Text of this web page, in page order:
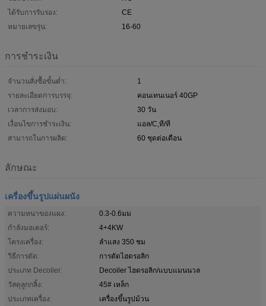
ได้รับการรับรอง:
CE
หมายเลขรุ่น:
16-60
การชำระเงิน
จำนวนสั่งซื้อขั้นต่ำ:
1
รายละเอียดการบรรจุ:
คอนเทนเนอร์ 40GP
เวลาการส่งมอบ:
30 วัน
เงื่อนไขการชำระเงิน:
แอล/C,ที/ที
สามารถในการผลิต:
60 ชุดต่อเดือน
ลักษณะ
เครื่องขึ้นรูปแผ่นผนัง
ความหนาของแผง:
0.3-0.6มม
กำลังมอเตอร์:
4+4KW
โครงเครื่อง:
ลำแสง 350 ชม
วิธีการตัด:
การตัดไฮดรอลิก
ประเภท Decoiler:
Decoiler ไฮดรอลิก/แบบแมนนวล
วัสดุลูกกลิ้ง:
45# เหล็ก
ประเภทเครื่อง:
เครื่องขึ้นรูปม้วน